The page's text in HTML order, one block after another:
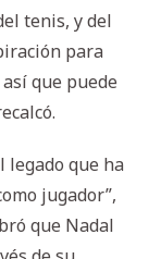
tenis, y del
para
que puede
legado que ha
jugador”,
que Nadal